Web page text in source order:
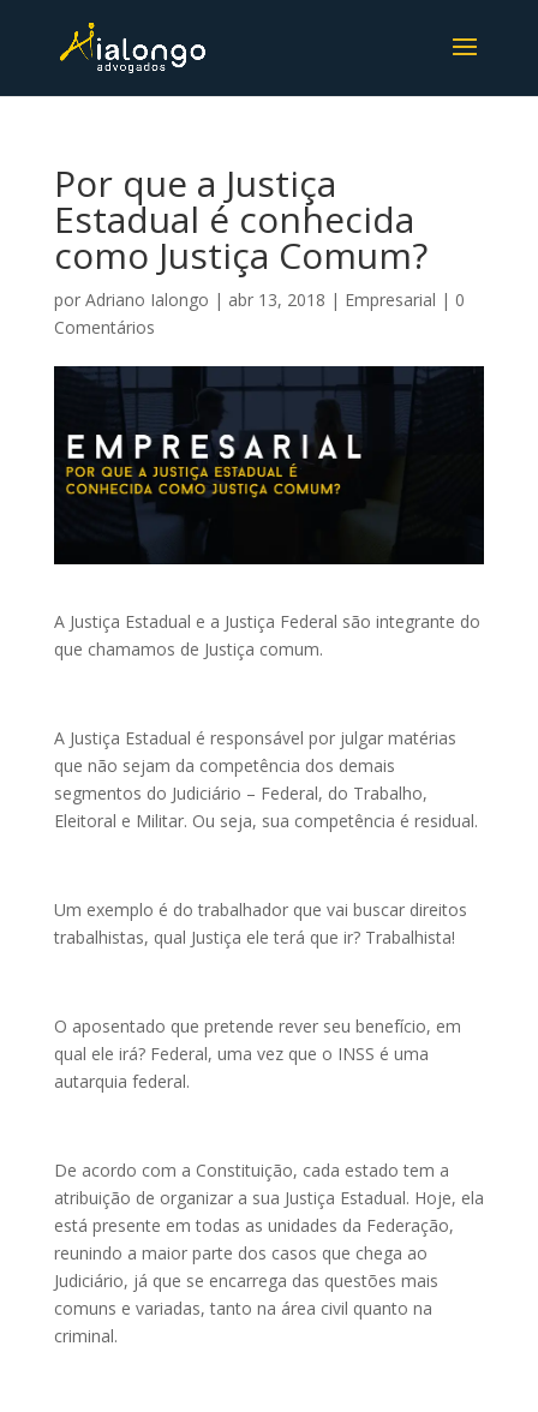
Por que a Justiça
Estadual é conhecida
como Justiça Comum?
por Adriano Ialongo | abr 13, 2018 | Empresarial | 0
Comentários
A Justiça Estadual e a Justiça Federal são integrante do
que chamamos de Justiça comum.
A Justiça Estadual é responsável por julgar matérias
que não sejam da competência dos demais
segmentos do Judiciário – Federal, do Trabalho,
Eleitoral e Militar. Ou seja, sua competência é residual.
Um exemplo é do trabalhador que vai buscar direitos
trabalhistas, qual Justiça ele terá que ir? Trabalhista!
O aposentado que pretende rever seu benefício, em
qual ele irá? Federal, uma vez que o INSS é uma
autarquia federal.
De acordo com a Constituição, cada estado tem a
atribuição de organizar a sua Justiça Estadual. Hoje, ela
está presente em todas as unidades da Federação,
reunindo a maior parte dos casos que chega ao
Judiciário, já que se encarrega das questões mais
comuns e variadas, tanto na área civil quanto na
criminal.